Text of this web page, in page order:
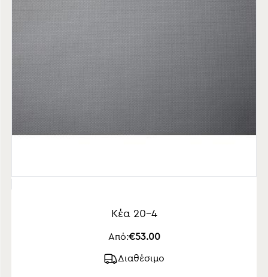
Κέα 20-4
Από:€53.00
Διαθέσιμο